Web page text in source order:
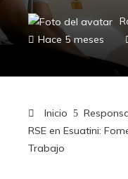
Hace 5 meses
Inicio
RSE en Esuatini:
Trabajo